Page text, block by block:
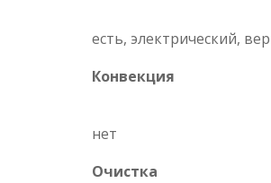
есть, электрический,
Конвекция
нет
Очистка